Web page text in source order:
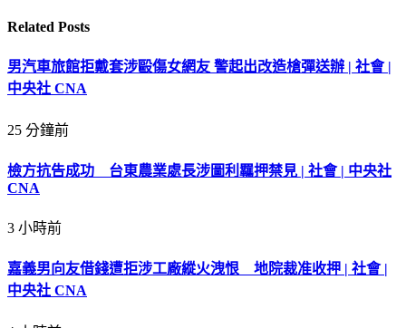
Related Posts
男汽車旅館拒戴套涉毆傷女網友 警起出改造槍彈送辦 | 社會 |
中央社 CNA
25 分鐘前
檢方抗告成功 台東農業處長涉圖利羈押禁見 | 社會 | 中央社
CNA
3 小時前
嘉義男向友借錢遭拒涉工廠縱火洩恨 地院裁准收押 | 社會 |
中央社 CNA